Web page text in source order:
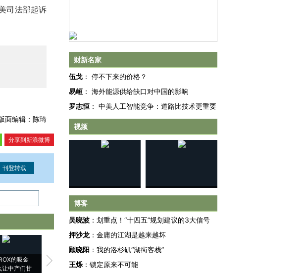
司法部起诉
面编辑：陈琦
分享到新浪微博
的吸金
让中产们甘
马航飞行员跨国走私7万
粒摇头丸 尿检体内含3种
视线｜被称为“蟑螂”的印
度Z世代 用街头抗争将教
财新名家
伍戈 ： 停不下来的价格？
易峘 ： 海外能源供给缺口对中国的影响
罗志恒 ： 中美人工智能竞争：道路比技术更重要
视频
博客
吴晓波 ： 划重点！“十四五”规划建议的3大信号
押沙龙 ： 金庸的江湖是越来越坏
顾晓阳 ： 我的洛杉矶“湖街客栈”
王烁 ： 锁定原来不可能